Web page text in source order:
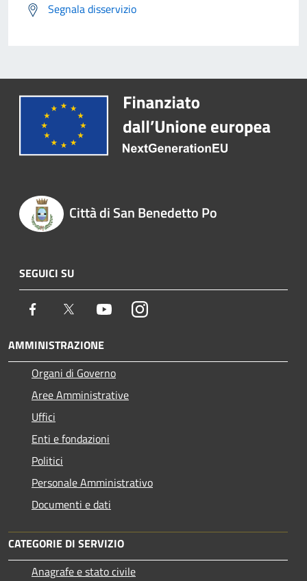
Segnala disservizio
Città di San Benedetto Po
SEGUICI SU
Facebook Twitter YoutubeInstagram
AMMINISTRAZIONE
Organi di Governo
Aree Amministrative
Uffici
Enti e fondazioni
Politici
Personale Amministrativo
Documenti e dati
CATEGORIE DI SERVIZIO
Anagrafe e stato civile